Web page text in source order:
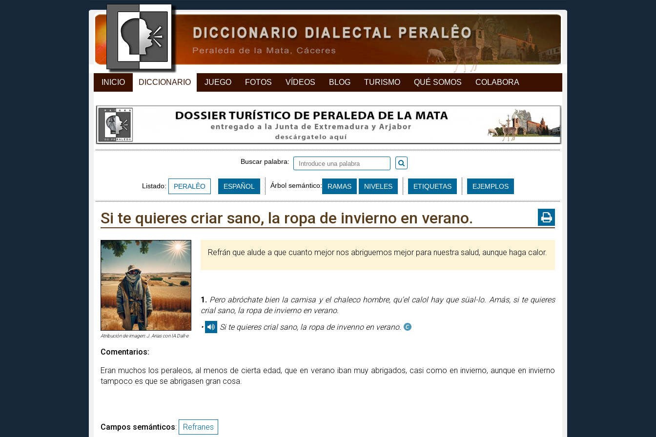
INICIO DICCIONARIO JUEGO FOTOS VÍDEOS BLOG TURISMO QUÉ SOMOS COLABORA
Buscar palabra:
Listado: PERALÊO ESPAÑOL Árbol semántico: RAMAS NIVELES ETIQUETAS EJEMPLOS
Si te quieres criar sano, la ropa de invierno en verano.
Atribución de imagen: J. Arias con IA Dall-e
Refrán que alude a que cuanto mejor nos abriguemos mejor para nuestra salud, aunque haga calor.
1. Pero abróchate bien la camisa y el chaleco hombre, qu'el calol hay que süal-lo. Amás, si te quieres
crial sano, la ropa de invierno en verano.
•
Si te quieres crial sano, la ropa de invenno en verano.
Comentarios:
Eran muchos los peraleos, al menos de cierta edad, que en verano iban muy abrigados, casi como en invierno, aunque en invierno
tampoco es que se abrigasen gran cosa.
Campos semánticos: Refranes